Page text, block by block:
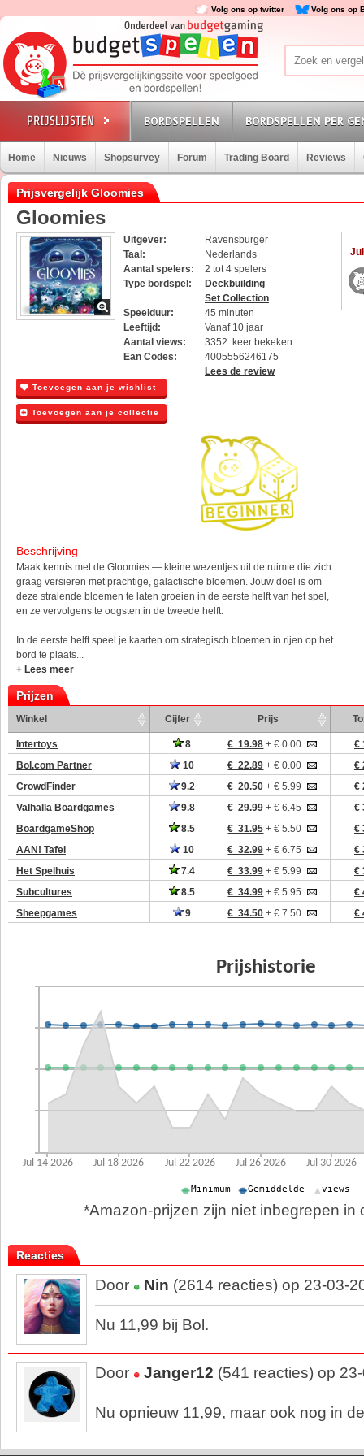
Volg ons op twitter Volg ons op
BORDSPELLEN BORDSPELLEN PER
Home Nieuws Shopsurvey Forum Trading Board Reviews
Prijsvergelijk Gloomies
Gloomies
Uitgever:
Ravensburger
Taal:
Nederlands
Aantal spelers:
2 tot 4 spelers
Type bordspel:
Deckbuilding
Set Collection
Speelduur:
45 minuten
Leeftijd:
Vanaf 10 jaar
Aantal views:
3352 keer bekeken
Ean Codes:
4005556246175
Lees de review
Toevoegen aan je wishlist
Toevoegen aan je collectie
Beschrijving
Maak kennis met de Gloomies — kleine wezentjes uit de ruimte die zich
graag versieren met prachtige, galactische bloemen. Jouw doel is om
deze stralende bloemen te laten groeien in de eerste helft van het spel,
en ze vervolgens te oogsten in de tweede helft.
In de eerste helft speel je kaarten om strategisch bloemen in rijen op het
bord te plaats...
+ Lees meer
Prijzen
Winkel Cijfer Prijs
Intertoys 8 € 19.98 + € 0.00
€
Bol.com Partner
10 € 22.89 + € 0.00
€
CrowdFinder
9.2 € 20.50 + € 5.99
€
Valhalla Boardgames
9.8 € 29.99 + € 6.45
€
BoardgameShop
8.5 € 31.95 + € 5.50
€
AAN! Tafel
10 € 32.99 + € 6.75
€
Het Spelhuis
7.4 € 33.99 + € 5.99
€
Subcultures
8.5 € 34.99 + € 5.95
€
Sheepgames
9 € 34.50 + € 7.50 €
*Amazon-prijzen zijn niet inbegrepen in
Reacties
Door Nin (2614 reacties) op 23-03-
Nu 11,99 bij Bol.
Door Janger12 (541 reacties) op
Nu opnieuw 11,99, maar ook nog in